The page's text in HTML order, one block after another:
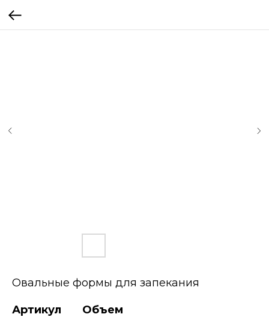
Овальные формы для запекания
Артикул Объем